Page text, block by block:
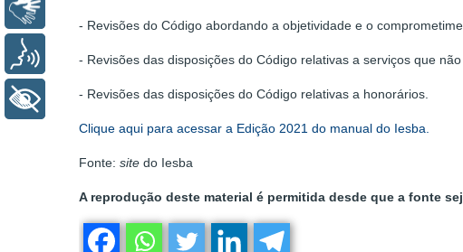
- Revisões do Código abordando a objetividade e o
- Revisões das disposições do Código relativas a serviços que
- Revisões das disposições do Código relativas a honorários.
Clique aqui para acessar a Edição 2021 do manual do Iesba.
Fonte: site do Iesba
A reprodução deste material é permitida desde que a fonte
+ Acessibilidade